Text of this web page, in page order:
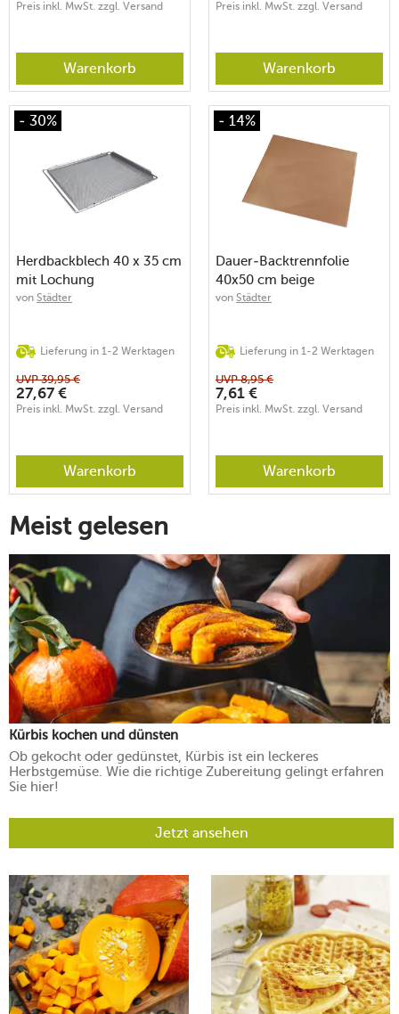
Preis inkl. MwSt. zzgl. Versand
Warenkorb
Preis inkl. MwSt. zzgl. Versand
Warenkorb
- 30%
Herdbackblech 40 x 35 cm
mit Lochung
von Städter
Lieferung in 1-2 Werktagen
UVP39,95 €
27,67 €
Preis inkl. MwSt. zzgl. Versand
Warenkorb
- 14%
Dauer-Backtrennfolie
40x50 cm beige
von Städter
Lieferung in 1-2 Werktagen
UVP8,95 €
7,61 €
Preis inkl. MwSt. zzgl. Versand
Warenkorb
Meist gelesen
Kürbis kochen und dünsten
Ob gekocht oder gedünstet, Kürbis ist ein leckeres
Herbstgemüse. Wie die richtige Zubereitung gelingt erfahren
Sie hier!
Jetzt ansehen